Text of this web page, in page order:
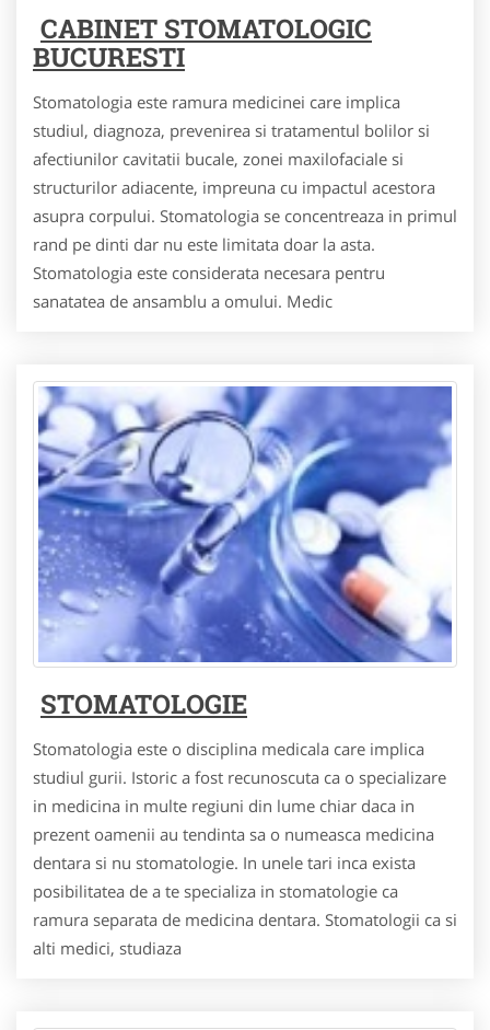
CABINET STOMATOLOGIC
BUCURESTI
Stomatologia este ramura medicinei care implica
studiul, diagnoza, prevenirea si tratamentul bolilor si
afectiunilor cavitatii bucale, zonei maxilofaciale si
structurilor adiacente, impreuna cu impactul acestora
asupra corpului. Stomatologia se concentreaza in primul
rand pe dinti dar nu este limitata doar la asta.
Stomatologia este considerata necesara pentru
sanatatea de ansamblu a omului. Medic
STOMATOLOGIE
Stomatologia este o disciplina medicala care implica
studiul gurii. Istoric a fost recunoscuta ca o specializare
in medicina in multe regiuni din lume chiar daca in
prezent oamenii au tendinta sa o numeasca medicina
dentara si nu stomatologie. In unele tari inca exista
posibilitatea de a te specializa in stomatologie ca
ramura separata de medicina dentara. Stomatologii ca si
alti medici, studiaza